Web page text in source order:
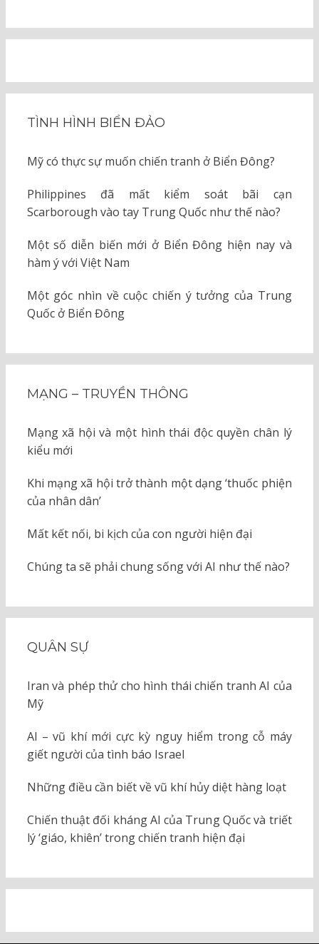
TÌNH HÌNH BIỂN ĐẢO
Mỹ có thực sự muốn chiến tranh ở Biển Đông?
Philippines đã mất kiểm soát bãi cạn
Scarborough vào tay Trung Quốc như thế nào?
Một số diễn biến mới ở Biển Đông hiện nay và
hàm ý với Việt Nam
Một góc nhìn về cuộc chiến ý tưởng của Trung
Quốc ở Biển Đông
MẠNG – TRUYỀN THÔNG
Mạng xã hội và một hình thái độc quyền chân lý
kiểu mới
Khi mạng xã hội trở thành một dạng ‘thuốc phiện
của nhân dân’
Mất kết nối, bi kịch của con người hiện đại
Chúng ta sẽ phải chung sống với AI như thế nào?
QUÂN SỰ
Iran và phép thử cho hình thái chiến tranh AI của
Mỹ
AI – vũ khí mới cực kỳ nguy hiểm trong cỗ máy
giết người của tình báo Israel
Những điều cần biết về vũ khí hủy diệt hàng loạt
Chiến thuật đối kháng AI của Trung Quốc và triết
lý ‘giáo, khiên’ trong chiến tranh hiện đại